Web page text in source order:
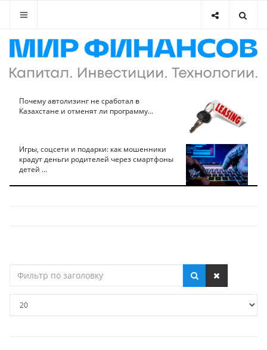
Почему автолизинг не сработал в
Казахстане и отменят ли программу...
Игры, соцсети и подарки: как мошенники
крадут деньги родителей через смартфоны
детей ...
по